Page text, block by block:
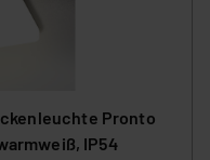
Pronto
IP54